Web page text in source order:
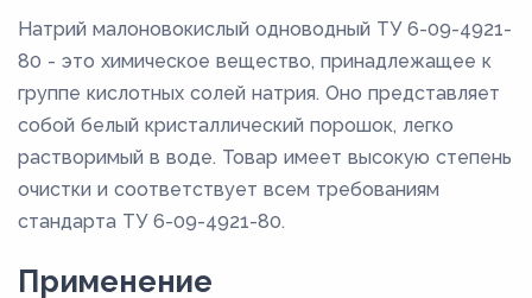
Натрий малоновокислый одноводный ТУ 6-09-4921-
80 - это химическое вещество, принадлежащее к
группе кислотных солей натрия. Оно представляет
собой белый кристаллический порошок, легко
растворимый в воде. Товар имеет высокую степень
очистки и соответствует всем требованиям
стандарта ТУ 6-09-4921-80.
Применение